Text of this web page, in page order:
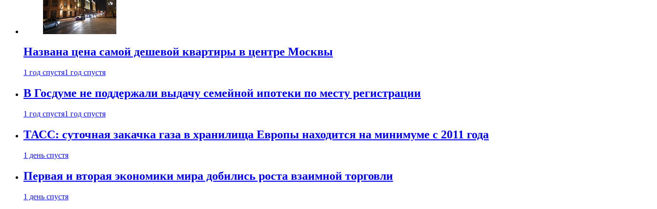
Названа цена самой дешевой квартиры в центре Москвы
1 год спустя1 год спустя
В Госдуме не поддержали выдачу семейной ипотеки по месту регистрации
1 год спустя1 год спустя
ТАСС: суточная закачка газа в хранилища Европы находится на минимуме с 2011 года
1 день спустя
Первая и вторая экономики мира добились роста взаимной торговли
1 день спустя